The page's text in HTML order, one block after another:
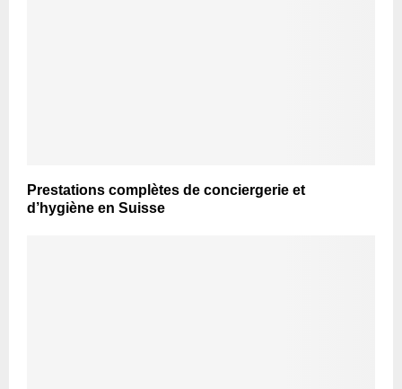
Prestations complètes de conciergerie et
d’hygiène en Suisse